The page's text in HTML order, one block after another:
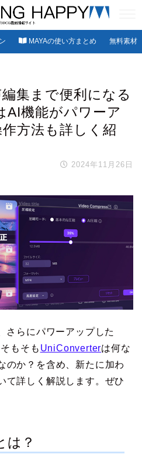
MAYAの使い方まとめ 無料素材
集まで便利になる
機能がパワーア
方法も詳しく紹
2024年11月26日
さらにパワーアップした
もそも UniConverterは何な
のか？を含め、新たに加わ
て詳しく解説します。ぜひ
は？